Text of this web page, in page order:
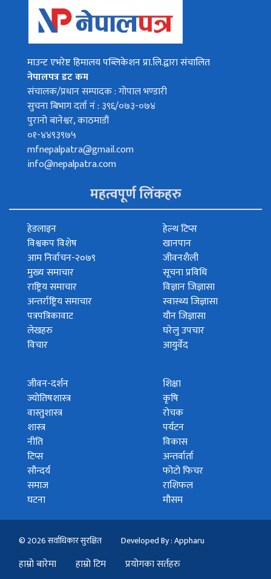
माउन्ट एभरेष्ट हिमालय पब्लिकेशन प्रा.लि.द्वारा संचालित
नेपालपत्र डट कम
संचालक/प्रधान सम्पादक : गोपाल भण्डारी
सुचना बिभाग दर्ता नं : ३९६/०७३-०७४
पुरानो बानेश्वर, काठमाडौं
०१-४४९३९७५
mfnepalpatra@gmail.com
info@nepalpatra.com
महत्वपूर्ण लिंकहरु
हेडलाइन
विश्वकप विशेष
आम निर्वाचन-२०७९
मुख्य समाचार
राष्ट्रिय समाचार
अन्तर्राष्ट्रिय समाचार
पत्रपत्रिकावाट
लेखहरु
विचार
हेल्थ टिप्स
खानपान
जीवनशैली
सूचना प्रविधि
विज्ञान जिज्ञासा
स्वास्थ्य जिज्ञासा
यौन जिज्ञासा
घरेलु उपचार
आयुर्वेद
जीवन-दर्शन
ज्योतिषशास्त्र
वास्तुशास्त्र
शास्त्र
नीति
टिप्स
सौन्दर्य
समाज
घटना
शिक्षा
कृषि
रोचक
पर्यटन
विकास
अन्तर्वार्ता
फोटो फिचर
राशिफल
मौसम
© 2026 सर्वाधिकार सुरक्षित Developed By : Appharu
हाम्रो बारेमा हाम्रो टिम प्रयोगका सर्तहरु